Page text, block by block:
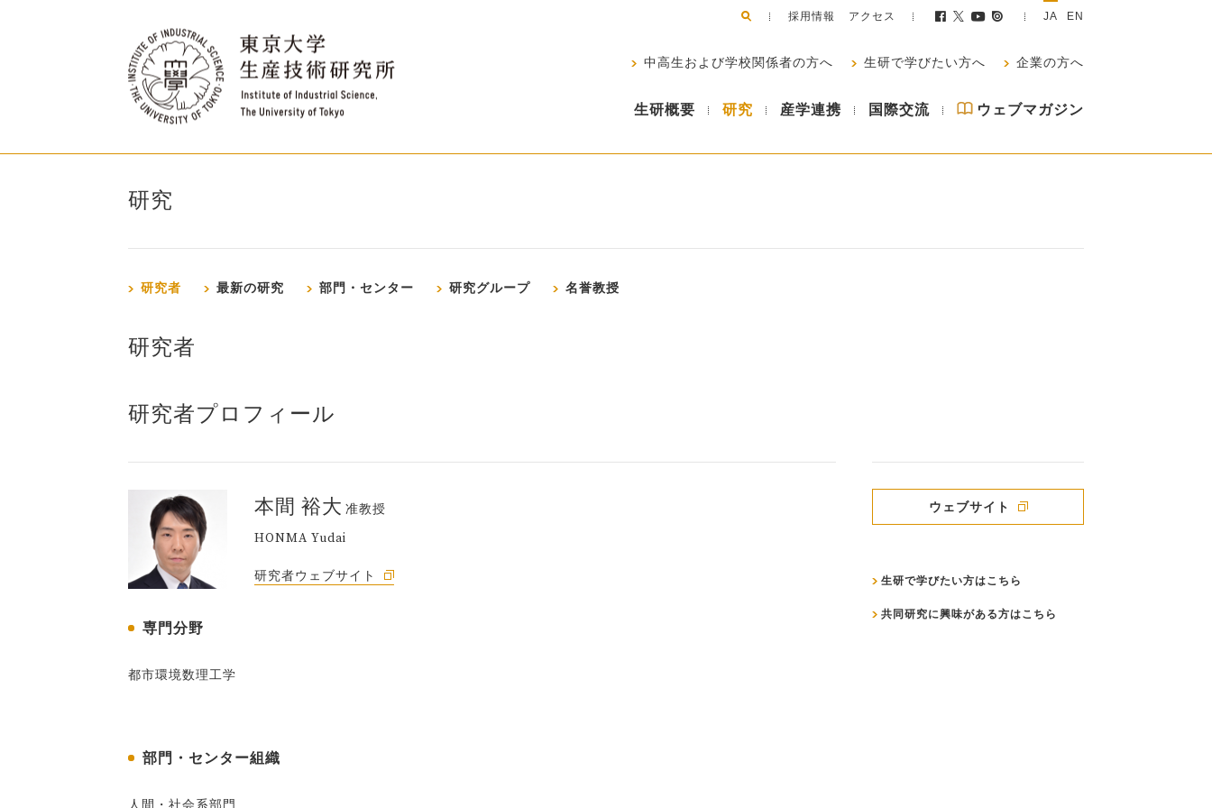
採用情報 アクセス JA EN
中高生および学校関係者の方へ 生研で学びたい方へ 企業の方へ
生研概要 研究 産学連携 国際交流 ウェブマガジン
研究
研究者 最新の研究 部門・センター 研究グループ 名誉教授
研究者
研究者プロフィール
本間 裕大 准教授
HONMA Yudai
研究者ウェブサイト
専門分野
都市環境数理工学
部門・センター組織
ウェブサイト
生研で学びたい方はこちら
共同研究に興味がある方はこちら